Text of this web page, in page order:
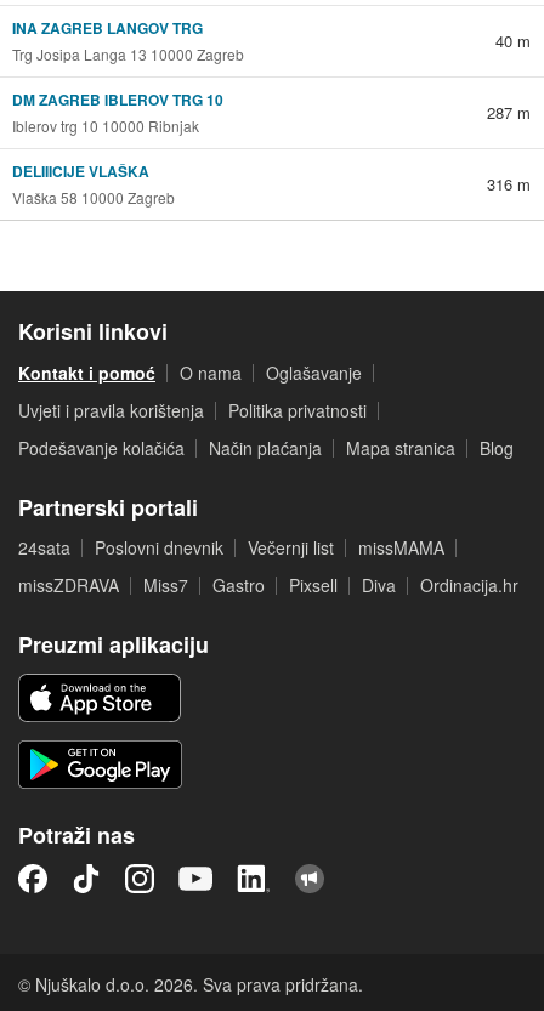
INA ZAGREB LANGOV TRG
Trg Josipa Langa 13 10000 Zagreb
40 m
DM ZAGREB IBLEROV TRG 10
Iblerov trg 10 10000 Ribnjak
287 m
DELIIICIJE VLAŠKA
Vlaška 58 10000 Zagreb
316 m
Korisni linkovi
Kontakt i pomoć O nama
Oglašavanje
Uvjeti i pravila korištenja
Politika privatnosti
Podešavanje kolačića
Način plaćanja Mapa stranica Blog
Partnerski portali
24sata Poslovni dnevnik Večernji list
missMAMA
missZDRAVA
Miss7 Gastro Pixsell Diva Ordinacija.hr
Preuzmi aplikaciju
Potraži nas
© Njuškalo d.o.o. 2026. Sva prava pridržana.